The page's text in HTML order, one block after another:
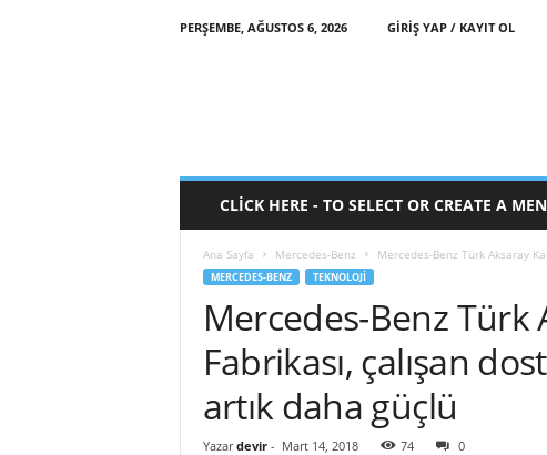
PERŞEMBE, AĞUSTOS 6, 2026 GIRIŞ YAP / KAYIT OL
CLICK HERE - TO SELECT OR CREATE A
Ana Sayfa Mercedes-Benz Mercedes-Benz Türk Aksaray
MERCEDES-BENZ TEKNOLOJI
Mercedes-Benz Türk
Fabrikası, çalışan
artık daha güçlü
Yazar devir- Mart 14, 2018 74 0